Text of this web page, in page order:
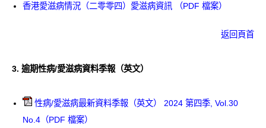
香港愛滋病情況（二零零四）愛滋病資訊 （PDF 檔案）
返回頁首
3. 逾期性病/愛滋病資料季報（英文）
性病/愛滋病最新資料季報（英文） 2024 第四季, Vol.30
No.4（PDF 檔案）